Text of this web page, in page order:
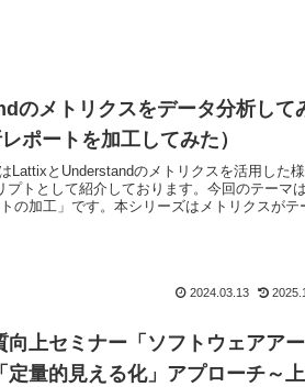
のメトリクスをデータ分析して
ポートを加工してみた）
LattixとUnderstandのメトリクスを活用した
プトとして紹介しております。今回のテーマは
の加工」です。本シリーズはメトリクスがテ
2024.03.13
向上セミナー「ソフトウェアア
定量的見える化」アプローチ～